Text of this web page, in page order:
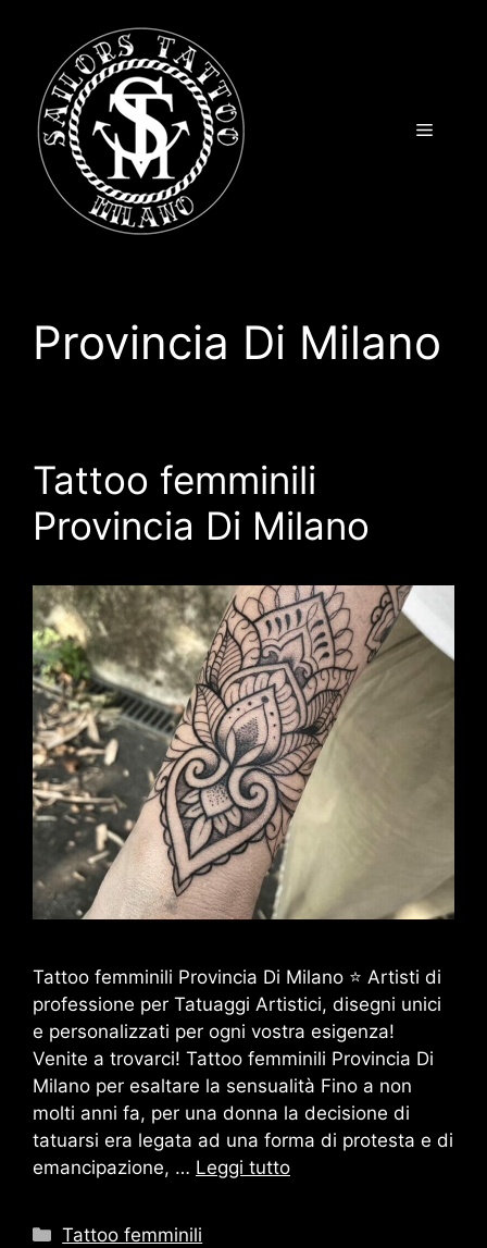
contenuto
Menu
Provincia Di Milano
Tattoo femminili
Provincia Di Milano
Tattoo femminili Provincia Di Milano ⭐ Artisti di
professione per Tatuaggi Artistici, disegni unici
e personalizzati per ogni vostra esigenza!
Venite a trovarci! Tattoo femminili Provincia Di
Milano per esaltare la sensualità Fino a non
molti anni fa, per una donna la decisione di
tatuarsi era legata ad una forma di protesta e di
emancipazione, … Leggi tutto
Categorie
Tattoo femminili